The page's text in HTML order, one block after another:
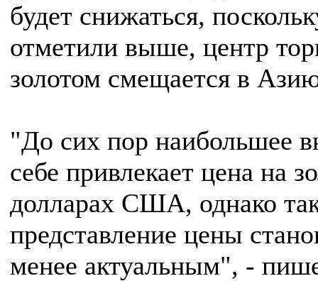
будет снижаться,
отметили выше, центр
золотом смещается в
"До сих пор наибольшее
себе привлекает цена на
долларах США, однако
представление цены
менее актуальным", -